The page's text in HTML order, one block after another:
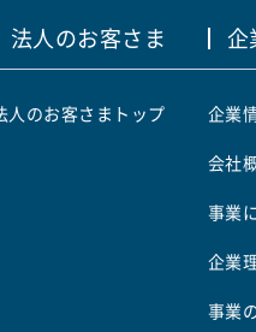
法人のお客さま
人のお客さまトップ
企
企業
会社
事業
企業
事業